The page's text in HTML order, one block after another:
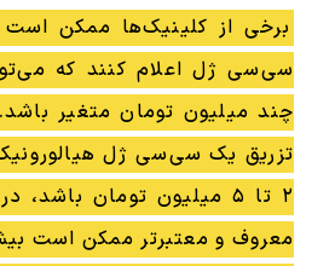
برخی از کلینیک‌ها ممکن
سی‌سی ژل اعلام کنند که
چند میلیون تومان متغیر
تزریق یک سی‌سی ژل
۲ تا ۵ میلیون تومان
معروف و معتبرتر ممکن است